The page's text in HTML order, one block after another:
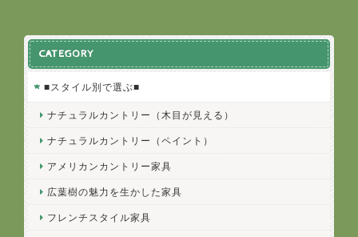
CATEGORY
■スタイル別で選ぶ■
ナチュラルカントリー（木目が見える）
ナチュラルカントリー（ペイント）
アメリカンカントリー家具
広葉樹の魅力を生かした家具
フレンチスタイル家具